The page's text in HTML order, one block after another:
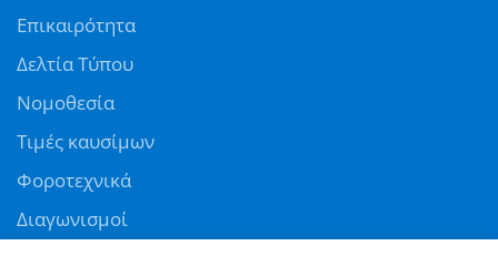
Επικαιρότητα
Δελτία Τύπου
Νομοθεσία
Τιμές καυσίμων
Φοροτεχνικά
Διαγωνισμοί